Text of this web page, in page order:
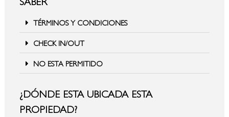
TÉRMINOS Y CONDICIONES
CHECK IN/OUT
NO ESTA PERMITIDO
¿DÓNDE ESTA UBICADA ESTA
PROPIEDAD?